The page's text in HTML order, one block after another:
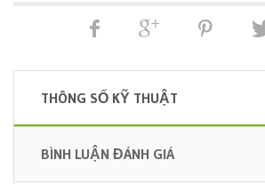
THÔNG SỐ KỸ THUẬT
BÌNH LUẬN ĐÁNH GIÁ